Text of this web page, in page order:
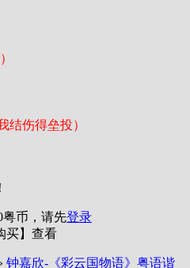
结伤得垒投）
粤币，请先登录
买】查看
钟嘉欣-《彩云国物语》粤语谐